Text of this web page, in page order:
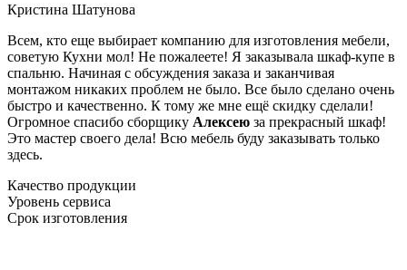
Кристина Шатунова
Всем, кто еще выбирает компанию для изготовления мебели,
советую Кухни мол! Не пожалеете! Я заказывала шкаф-купе в
спальню. Начиная с обсуждения заказа и заканчивая
монтажом никаких проблем не было. Все было сделано очень
быстро и качественно. К тому же мне ещё скидку сделали!
Огромное спасибо сборщику Алексею за прекрасный шкаф!
Это мастер своего дела! Всю мебель буду заказывать только
здесь.
Качество продукции
Уровень сервиса
Срок изготовления